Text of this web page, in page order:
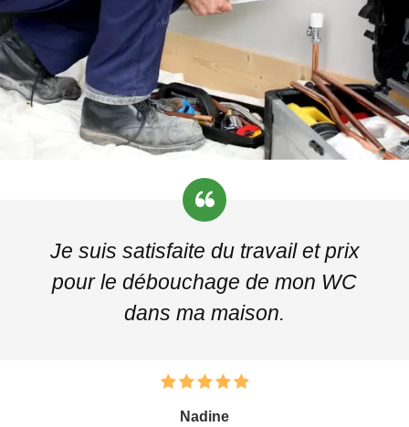
Je suis satisfaite du travail et prix
pour le débouchage de mon WC
dans ma maison.
Nadine